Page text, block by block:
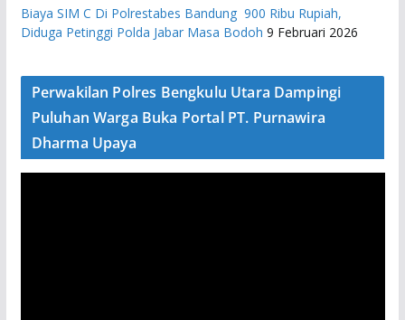
Biaya SIM C Di Polrestabes Bandung 900 Ribu Rupiah,
Diduga Petinggi Polda Jabar Masa Bodoh 9 Februari 2026
Perwakilan Polres Bengkulu Utara Dampingi
Puluhan Warga Buka Portal PT. Purnawira
Dharma Upaya